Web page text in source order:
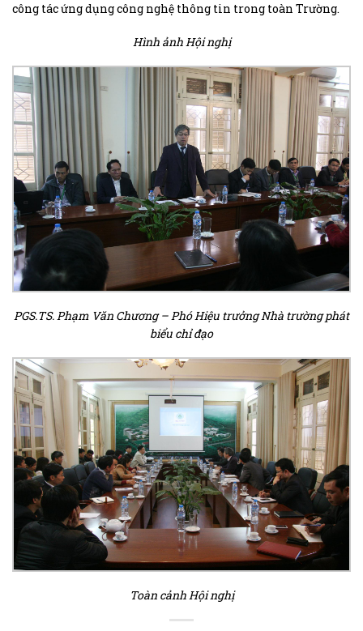
công tác ứng dụng công nghệ thông tin trong toàn Trường.
Hình ảnh Hội nghị
PGS.TS. Phạm Văn Chương – Phó Hiệu trưởng Nhà trường phát
biểu chỉ đạo
Toàn cảnh Hội nghị